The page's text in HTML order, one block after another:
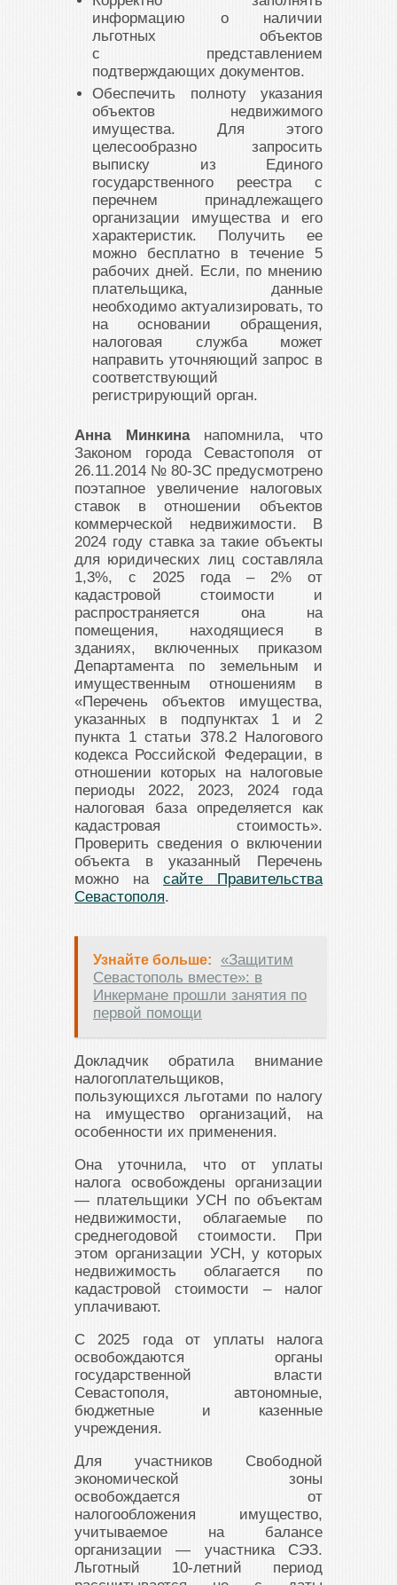
информацию о наличии
льготных объектов
с представлением
подтверждающих документов.
Обеспечить полноту указания
объектов недвижимого
имущества. Для этого
целесообразно запросить
выписку из Единого
государственного реестра с
перечнем принадлежащего
организации имущества и его
характеристик. Получить ее
можно бесплатно в течение 5
рабочих дней. Если, по мнению
плательщика, данные
необходимо актуализировать, то
на основании обращения,
налоговая служба может
направить уточняющий запрос в
соответствующий
регистрирующий орган.
Анна Минкинанапомнила, что
Законом города Севастополя от
26.11.2014 № 80-ЗС предусмотрено
поэтапное увеличение налоговых
ставок в отношении объектов
коммерческой недвижимости. В
2024 году ставка за такие объекты
для юридических лиц составляла
1,3%, с 2025 года – 2% от
кадастровой стоимости и
распространяется она на
помещения, находящиеся в
зданиях, включенных приказом
Департамента по земельным и
имущественным отношениям в
«Перечень объектов имущества,
указанных в подпунктах 1 и 2
пункта 1 статьи 378.2 Налогового
кодекса Российской Федерации, в
отношении которых на налоговые
периоды 2022, 2023, 2024 года
налоговая база определяется как
кадастровая стоимость».
Проверить сведения о включении
объекта в указанный Перечень
можно на сайте Правительства
Севастополя.
Узнайте больше:
«Защитим
Севастополь вместе»: в
Инкермане прошли занятия по
первой помощи
Докладчик обратила внимание
налогоплательщиков,
пользующихся льготами по налогу
на имущество организаций, на
особенности их применения.
Она уточнила, что от уплаты
налога освобождены организации
— плательщики УСН по объектам
недвижимости, облагаемые по
среднегодовой стоимости. При
этом организации УСН, у которых
недвижимость облагается по
кадастровой стоимости – налог
уплачивают.
С 2025 года от уплаты налога
освобождаются органы
государственной власти
Севастополя, автономные,
бюджетные и казенные
учреждения.
Для участников Свободной
экономической зоны
освобождается от
налогообложения имущество,
учитываемое на балансе
организации — участника СЭЗ.
Льготный 10-летний период